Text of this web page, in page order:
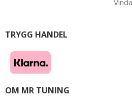
TRYGG HANDEL
OM MR TUNING